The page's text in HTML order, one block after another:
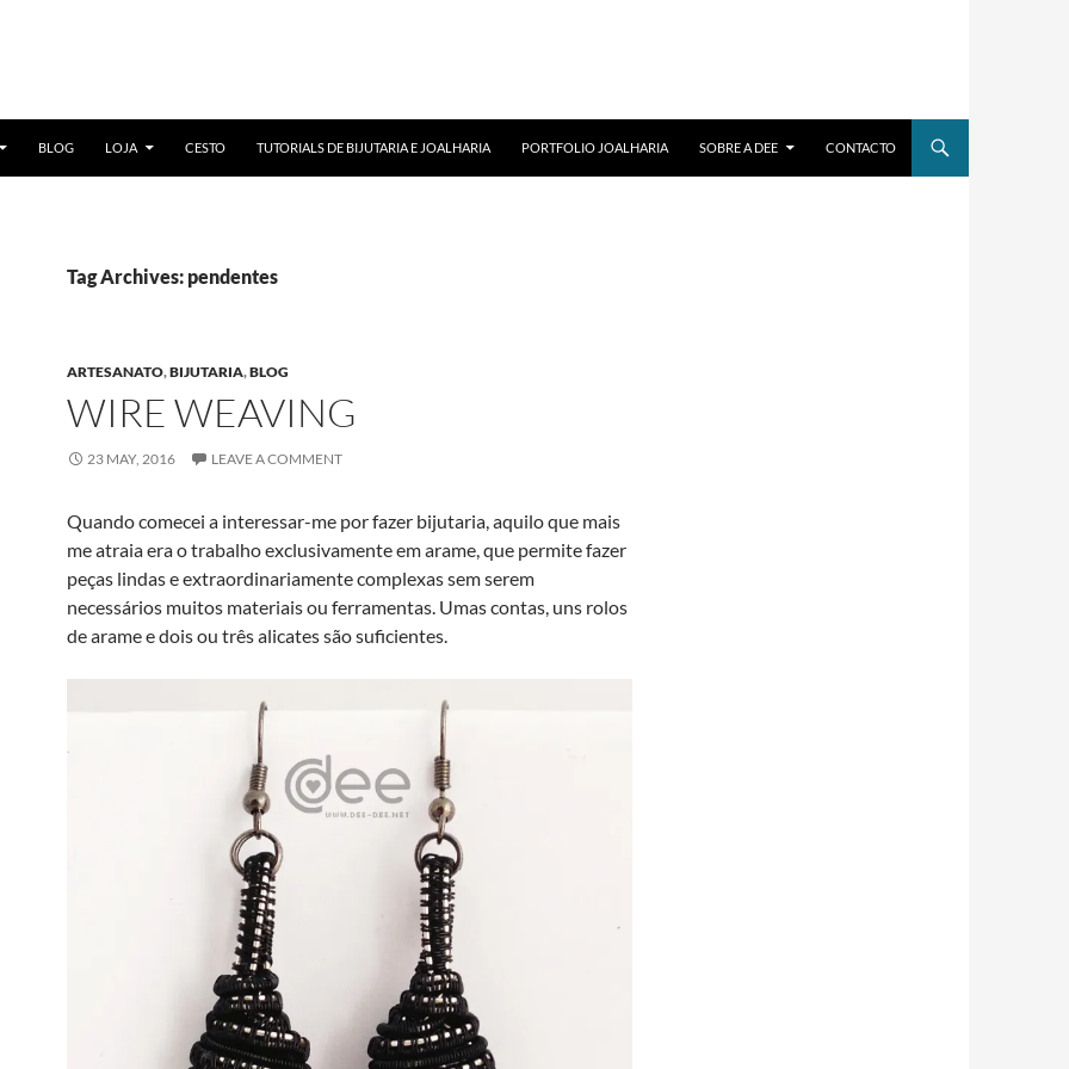
BLOG LOJA CESTO TUTORIALS DE BIJUTARIA E JOALHARIA PORTFOLIO JOALHARIA SOBRE A DEE CONTACTO
Tag Archives: pendentes
ARTESANATO,BIJUTARIA,BLOG
WIRE WEAVING
23 MAY, 2016 LEAVE A COMMENT
Quando comecei a interessar-me por fazer bijutaria, aquilo que mais
me atraia era o trabalho exclusivamente em arame, que permite fazer
peças lindas e extraordinariamente complexas sem serem
necessários muitos materiais ou ferramentas. Umas contas, uns rolos
de arame e dois ou três alicates são suficientes.